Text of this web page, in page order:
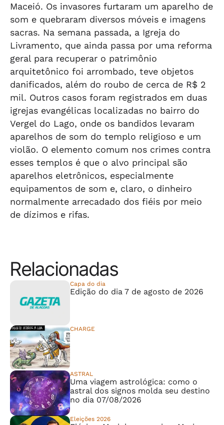
Maceió. Os invasores furtaram um aparelho de
som e quebraram diversos móveis e imagens
sacras. Na semana passada, a Igreja do
Livramento, que ainda passa por uma reforma
geral para recuperar o patrimônio
arquitetônico foi arrombado, teve objetos
danificados, além do roubo de cerca de R$ 2
mil. Outros casos foram registrados em duas
igrejas evangélicas localizadas no bairro do
Vergel do Lago, onde os bandidos levaram
aparelhos de som do templo religioso e um
violão. O elemento comum nos crimes contra
esses templos é que o alvo principal são
aparelhos eletrônicos, especialmente
equipamentos de som e, claro, o dinheiro
normalmente arrecadado dos fiéis por meio
de dízimos e rifas.
Relacionadas
Capa do dia
Edição do dia 7 de agosto de 2026
CHARGE
ASTRAL
Uma viagem astrológica: como o
astral dos signos molda seu destino
no dia 07/08/2026
Eleições 2026